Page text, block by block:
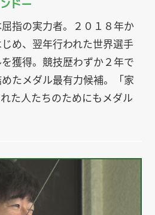
ドー
指の実力者。２０１８年か
め、翌年行われた世界選手
獲得。競技歴わずか２年で
たメダル最有力候補。「家
た人たちのためにもメダル